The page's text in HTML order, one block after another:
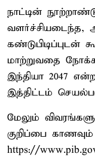
நாட்டின்
வளர்ச்சியடைந்த,
கண்டுபிடிப்புடன்
மாற்றுவதை
இந்தியா 2047
இத்திட்டம்
மேலும்
குறிப்பை காணவும்
https://